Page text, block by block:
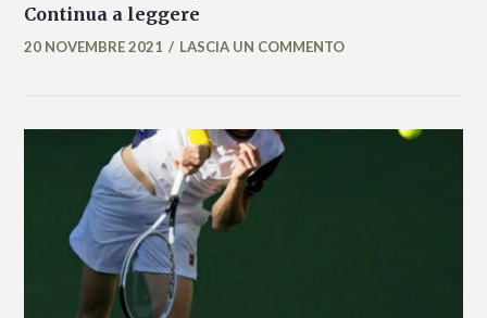
Continua a leggere
MICAELA
20 NOVEMBRE 2021 LASCIA UN COMMENTO